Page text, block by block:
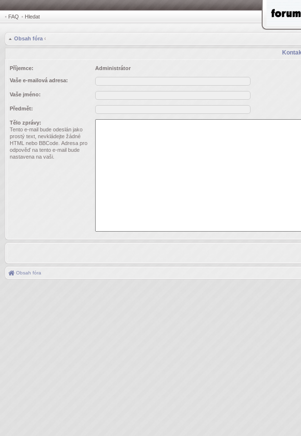
• FAQ • Hledat
Obsah fóra ‹
Příjemce: Administrátor
Vaše e-mailová adresa:
Vaše jméno:
Předmět:
Tělo zprávy:
Tento e-mail bude odeslán jako
prostý text, nevkládejte žádné
HTML nebo BBCode. Adresa pro
odpověď na tento e-mail bude
nastavena na vaši.
Obsah fóra